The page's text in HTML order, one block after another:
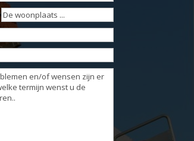
De
woonplaats(Vereist)